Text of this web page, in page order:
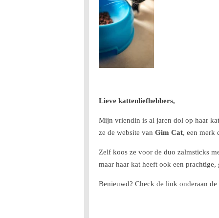
Lieve kattenliefhebbers,
Mijn vriendin is al jaren dol op haar
ze de website van Gim Cat, een merk
Zelf koos ze voor de duo zalmsticks
maar haar kat heeft ook een
Benieuwd? Check de link onderaan